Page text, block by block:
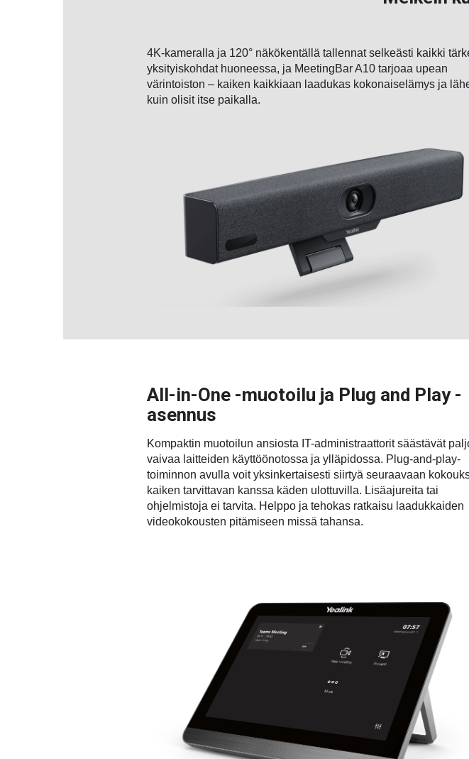
4K-kameralla ja 120° näkökentällä tallennat selkeästi kaikki
yksityiskohdat huoneessa, ja MeetingBar A10 tarjoaa upean
värintoiston – kaiken kaikkiaan laadukas kokonaiselämys ja
kuin olisit itse paikalla.
All-in-One -muotoilu ja Plug and Play -
asennus
Kompaktin muotoilun ansiosta IT-administraattorit säästävät
vaivaa laitteiden käyttöönotossa ja ylläpidossa. Plug-and-play-
toiminnon avulla voit yksinkertaisesti siirtyä seuraavaan
kaiken tarvittavan kanssa käden ulottuvilla. Lisäajureita tai
ohjelmistoja ei tarvita. Helppo ja tehokas ratkaisu laadukkaiden
videokokousten pitämiseen missä tahansa.